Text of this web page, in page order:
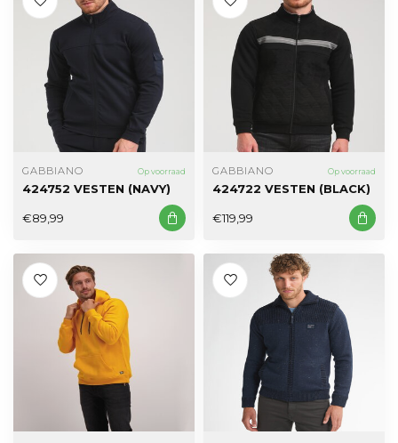
GABBIANO Op voorraad
424752 VESTEN (NAVY)
€89,99
GABBIANO Op voorraad
424722 VESTEN (BLACK)
€119,99